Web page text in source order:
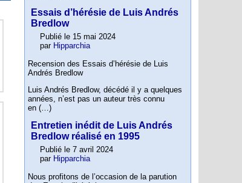
Essais d’hérésie de Luis Andrés
Bredlow
Publié le 15 mai 2024
par Hipparchia
Recension des Essais d’hérésie de Luis
Andrés Bredlow
Luis Andrés Bredlow, décédé il y a quelques
années, n’est pas un auteur très connu
en (…)
Entretien inédit de Luis Andrés
Bredlow réalisé en 1995
Publié le 7 avril 2024
par Hipparchia
Nous profitons de l’occasion de la parution